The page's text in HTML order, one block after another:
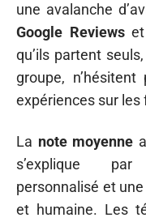
une avalanche
Google Reviewset
qu’ils partent
groupe,
expériences sur
La note moyenne
s’explique
personnalisé et
et humaine. Les